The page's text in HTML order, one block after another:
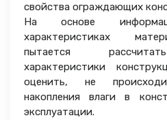
свойства ограждающих
На основе
характеристиках
пытается
характеристики
оценить, не
накопления влаги в
эксплуатации.